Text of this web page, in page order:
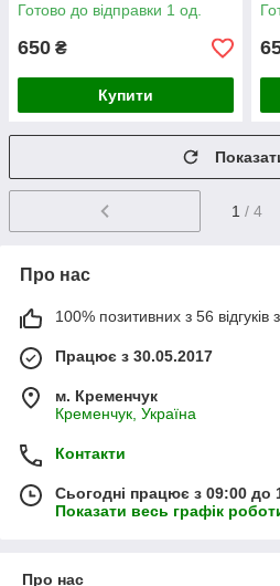
Готово до відправки 1 од.
650 ₴
Купити
1 / 4
Про нас
100% позитивних з 56 відгуків
Працює з 30.05.2017
м. Кременчук
Кременчук, Україна
Контакти
Сьогодні працює з 09:00 до
Показати весь графік
Про нас